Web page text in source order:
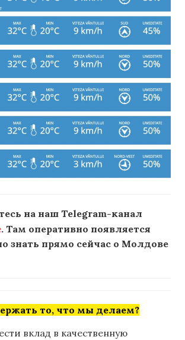
на наш Telegram-канал
. Там оперативно появляется
знать прямо сейчас о Молдове
то, что мы делаем?
вклад в качественную